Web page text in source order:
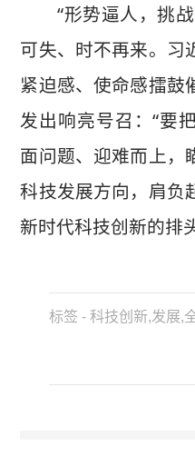
“形势逼人，挑战
可失、时不再来。习
紧迫感、使命感擂鼓
发出响亮号召：“要
面问题、迎难而上，
科技发展方向，肩负
新时代科技创新的排
标签 - 科技创新,发展,